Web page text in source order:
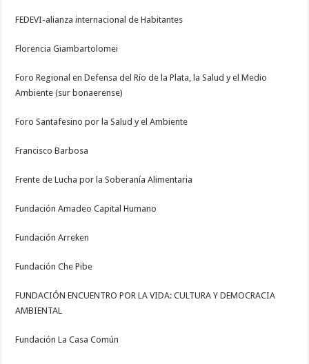
FEDEVI-alianza internacional de Habitantes
Florencia Giambartolomei
Foro Regional en Defensa del Río de la Plata, la Salud y el Medio
Ambiente (sur bonaerense)
Foro Santafesino por la Salud y el Ambiente
Francisco Barbosa
Frente de Lucha por la Soberanía Alimentaria
Fundación Amadeo Capital Humano
Fundación Arreken
Fundación Che Pibe
FUNDACIÓN ENCUENTRO POR LA VIDA: CULTURA Y DEMOCRACIA
AMBIENTAL
Fundación La Casa Común